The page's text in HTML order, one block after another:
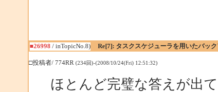
■26998 / inTopicNo.8) Re[7]: タスクスケジューラを用いたバッ
□投稿者/ 774RR (234回)-(2008/10/24(Fri) 12:51:32)
ほとんど完璧な答えが出